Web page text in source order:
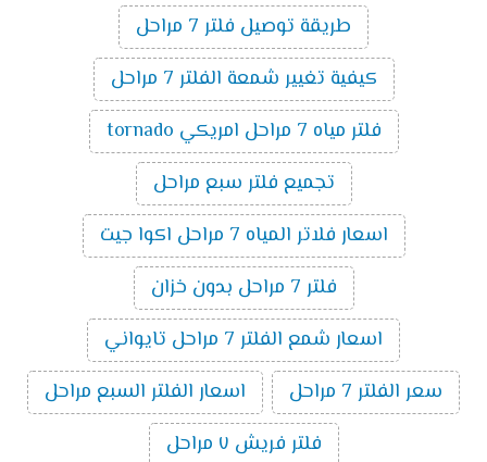
طريقة توصيل فلتر 7 مراحل
كيفية تغيير شمعة الفلتر 7 مراحل
فلتر مياه 7 مراحل امريكي tornado
تجميع فلتر سبع مراحل
اسعار فلاتر المياه 7 مراحل اكوا جيت
فلتر 7 مراحل بدون خزان
اسعار شمع الفلتر 7 مراحل تايواني
سعر الفلتر 7 مراحل
اسعار الفلتر السبع مراحل
فلتر فريش ٧ مراحل